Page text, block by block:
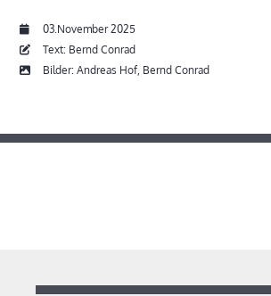
03.November 2025
Text: Bernd Conrad
Bilder: Andreas Hof, Bernd Conrad